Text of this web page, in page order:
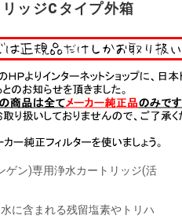
ッジCタイプ外箱
ゲン)専用浄水カートリッジ(活
に含まれる残留塩素やトリハ